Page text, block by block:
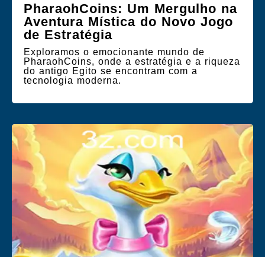
PharaohCoins: Um Mergulho na
Aventura Mística do Novo Jogo
de Estratégia
Exploramos o emocionante mundo de
PharaohCoins, onde a estratégia e a riqueza
do antigo Egito se encontram com a
tecnologia moderna.